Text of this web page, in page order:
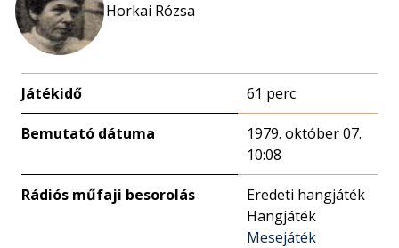
Horkai Rózsa
Játékidő 61 perc
Bemutató dátuma
1979. október 07.
10:08
Rádiós műfaji besorolás
Eredeti hangjáték
Hangjáték
Mesejáték